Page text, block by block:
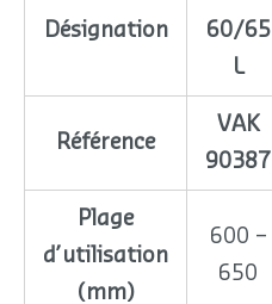
Désignation
60/65
L
Référence
VAK
90387
Plage
d’utilisation
(mm)
600 –
650